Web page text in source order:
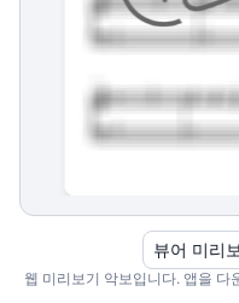
웹 미리보기 악보입니다. 앱을 다
뷰어 미리